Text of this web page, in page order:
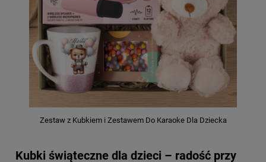
Zestaw z Kubkiem i Zestawem Do Karaoke Dla Dziecka
Kubki świąteczne dla dzieci – radość przy